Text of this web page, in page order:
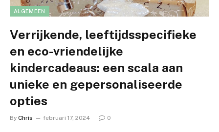
ALGEMEEN
Verrijkende, leeftijdsspecifieke
en eco-vriendelijke
kindercadeaus: een scala aan
unieke en gepersonaliseerde
opties
By Chris februari 17, 2024 0